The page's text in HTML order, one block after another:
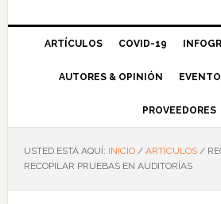
ARTÍCULOS COVID-19
AUTORES & OPINIÓN
PROVEEDORES
USTED ESTÁ AQUÍ: INICIO / ARTÍCULOS /
RECOPILAR PRUEBAS EN AUDITORÍAS